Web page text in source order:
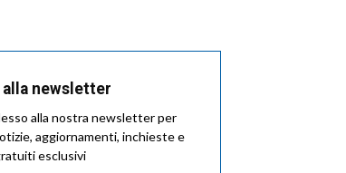
newsletter
alla nostra newsletter per
aggiornamenti, inchieste e
esclusivi